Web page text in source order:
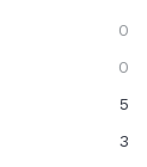
0
0
5
3